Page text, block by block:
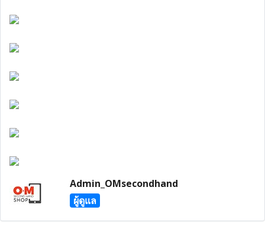
Admin_OMsecondhand
ผู้ดูแล